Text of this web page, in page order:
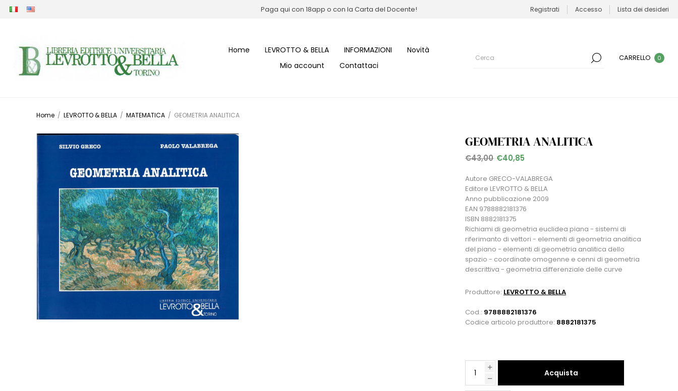
Paga qui con 18app o con la Carta del Docente! Registrati Accesso Lista dei desideri
Home LEVROTTO & BELLA INFORMAZIONI
Novità
Mio account
Contattaci
CARRELLO 0
Home / LEVROTTO & BELLA / MATEMATICA / GEOMETRIA ANALITICA
GEOMETRIA ANALITICA
€43,00 €40,85
Autore GRECO-VALABREGA
Editore LEVROTTO & BELLA
Anno pubblicazione 2009
EAN 9788882181376
ISBN 8882181375
Richiami di geometria euclidea piana - sistemi di
riferimanto di vettori - elementi di geometria analitica
del piano - elementi di geometria analitica dello
spazio - coordinate omogenne e cenni di geometria
descrittiva - geometria differenziale delle curve
Produttore: LEVROTTO & BELLA
Cod.: 9788882181376
Codice articolo produttore: 8882181375
Acquista